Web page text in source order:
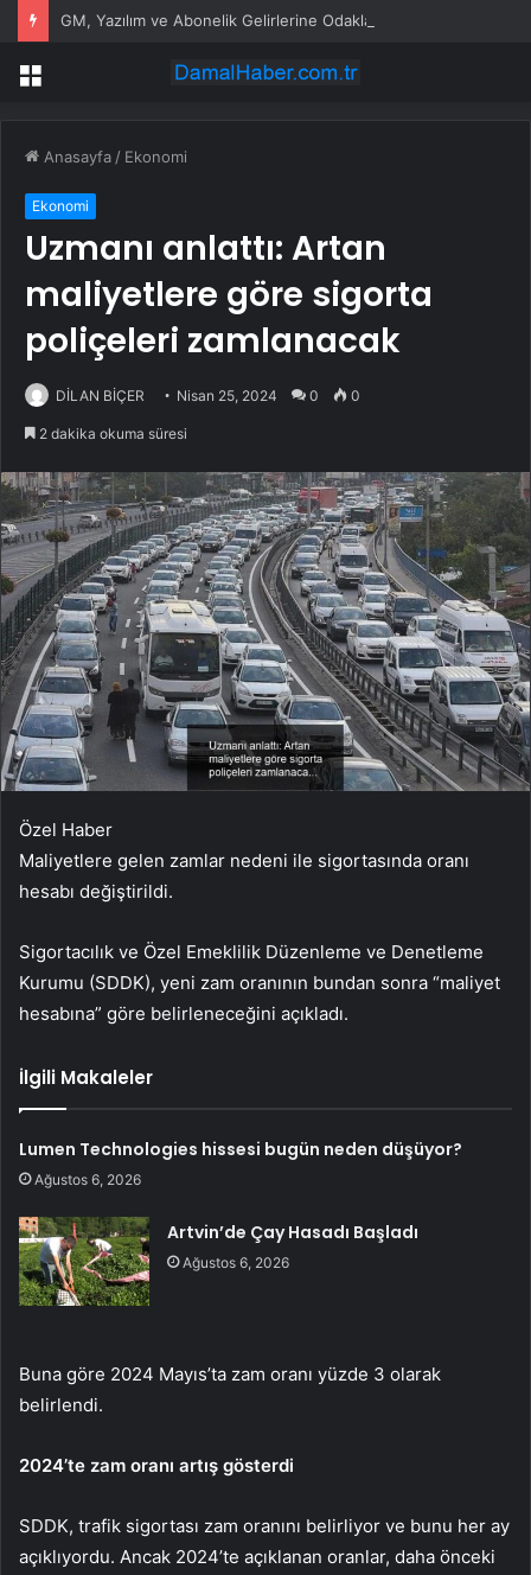
GM, Yazılım ve Abonelik Gelirlerine Odaklanıyor
Menü
Anasayfa / Ekonomi
Ekonomi
Uzmanı anlattı: Artan
maliyetlere göre sigorta
poliçeleri zamlanacak
DİLAN BİÇER Nisan 25, 2024 0 0
2 dakika okuma süresi
Özel Haber
Maliyetlere gelen zamlar nedeni ile sigortasında oranı
hesabı değiştirildi.
Sigortacılık ve Özel Emeklilik Düzenleme ve Denetleme
Kurumu (SDDK), yeni zam oranının bundan sonra “maliyet
hesabına” göre belirleneceğini açıkladı.
İlgili Makaleler
Lumen Technologies hissesi bugün neden düşüyor?
Ağustos 6, 2026
Artvin’de Çay Hasadı Başladı
Ağustos 6, 2026
Buna göre 2024 Mayıs’ta zam oranı yüzde 3 olarak
belirlendi.
2024’te zam oranı artış gösterdi
SDDK, trafik sigortası zam oranını belirliyor ve bunu her ay
açıklıyordu. Ancak 2024’te açıklanan oranlar, daha önceki